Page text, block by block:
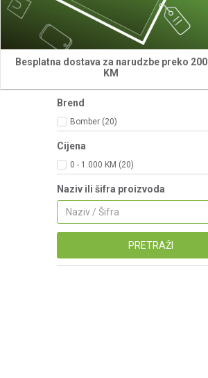
Besplatna dostava za narudzbe preko 200
KM
Majice(5)
Antifoni
Kabanice, Bluze, Prsluci
Resetujte filtere
Brend
Bomber (20)
Cijena
0 - 1.000 KM (20)
Naziv ili šifra proizvoda
PRETRAŽI